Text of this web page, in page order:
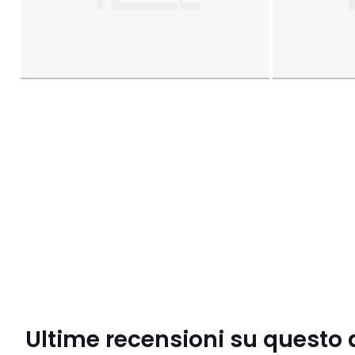
Ultime recensioni su questo